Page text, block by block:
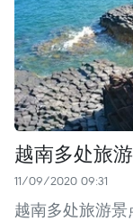
越南多处旅
11/09/2020 09:31
越南多处旅游景